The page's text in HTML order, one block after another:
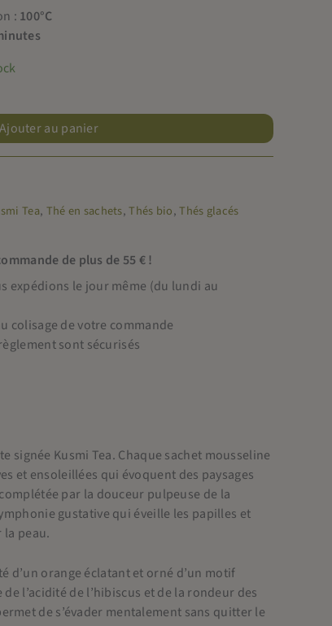
: 100°C
Ajouter au panier
Tea, Thé en sachets,Thés bio,Thés glacés
de plus de 55 € !
expédions le jour même (du lundi au
colisage de votre commande
sont sécurisés
Kusmi Tea. Chaque sachet mousseline
et ensoleillées qui évoquent des paysages
par la douceur pulpeuse de la
gustative qui éveille les papilles et
la peau.
d’un orange éclatant et orné d’un motif
l’acidité de l’hibiscus et de la rondeur des
de s’évader mentalement sans quitter le